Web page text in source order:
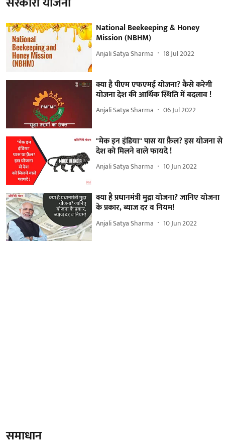
National Beekeeping & Honey
Mission (NBHM)
Anjali Satya Sharma 18 Jul 2022
क्या है पीएम एफएमई योजना? कैसे करेगी
योजना देश की आर्थिक स्थिति में बदलाव !
Anjali Satya Sharma 06 Jul 2022
"मेक इन इंडिया" पास या फ़ैल? इस योजना से
देश को मिलने वाले फायदे !
Anjali Satya Sharma 10 Jun 2022
क्या है प्रधानमंत्री मुद्रा योजना? जानिए योजना
के प्रकार, ब्याज दर व नियम!
Anjali Satya Sharma 10 Jun 2022
समाधान